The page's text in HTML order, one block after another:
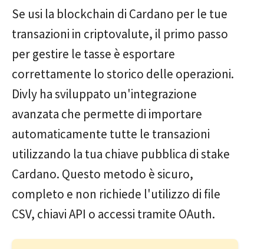
Se usi la blockchain di Cardano per le tue
transazioni in criptovalute, il primo passo
per gestire le tasse è esportare
correttamente lo storico delle operazioni.
Divly ha sviluppato un'integrazione
avanzata che permette di importare
automaticamente tutte le transazioni
utilizzando la tua chiave pubblica di stake
Cardano. Questo metodo è sicuro,
completo e non richiede l'utilizzo di file
CSV, chiavi API o accessi tramite OAuth.